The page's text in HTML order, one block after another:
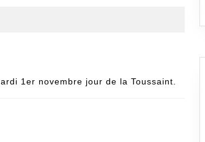
1er novembre jour de la Toussaint.